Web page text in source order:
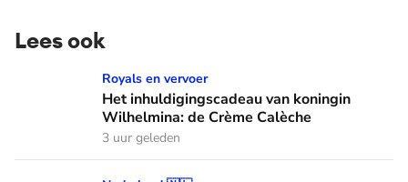
Lees ook
Het inhuldigingscadeau van koningin Wilhelmina: de
Royals en vervoer
Het inhuldigingscadeau van koningin
Wilhelmina: de Crème Calèche
3 uur geleden